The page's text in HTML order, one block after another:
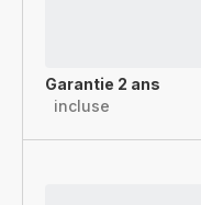
Garantie 2 ans
incluse